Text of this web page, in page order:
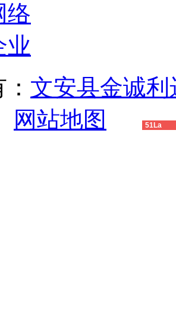
络
业
文安县金诚
网站地图 51La